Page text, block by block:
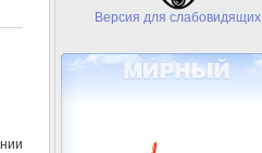
Версия для слабовидящих